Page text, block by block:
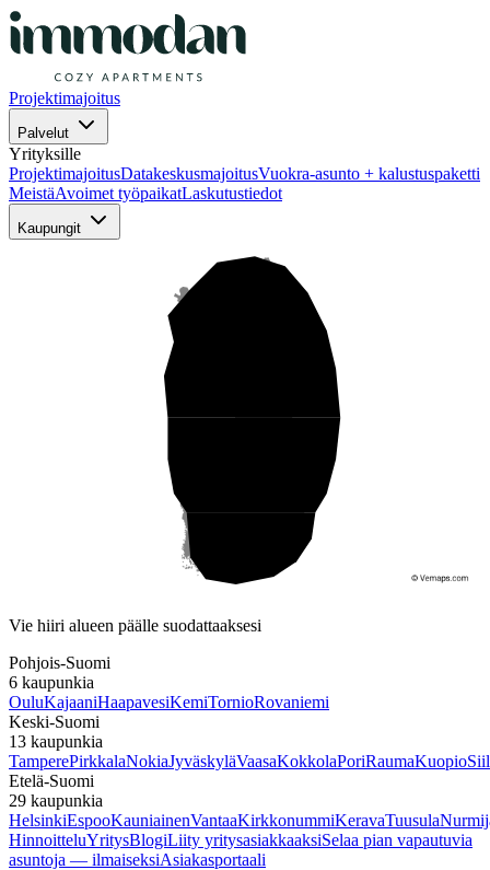
Projektimajoitus
Palvelut
Yrityksille
ProjektimajoitusDatakeskusmajoitusVuokra-asunto + kalustuspaketti
MeistäAvoimet työpaikatLaskutustiedot
Kaupungit
Vie hiiri alueen päälle suodattaaksesi
Pohjois-Suomi
6 kaupunkia
OuluKajaaniHaapavesiKemiTornioRovaniemi
Keski-Suomi
13 kaupunkia
TamperePirkkalaNokiaJyväskyläVaasaKokkolaPoriRaumaKuopio
Etelä-Suomi
29 kaupunkia
HelsinkiEspooKauniainenVantaaKirkkonummiKeravaTuusula
HinnoitteluYritysBlogiLiity yritysasiakkaaksiSelaa pian vapautuvia
asuntoja — ilmaiseksiAsiakasportaali